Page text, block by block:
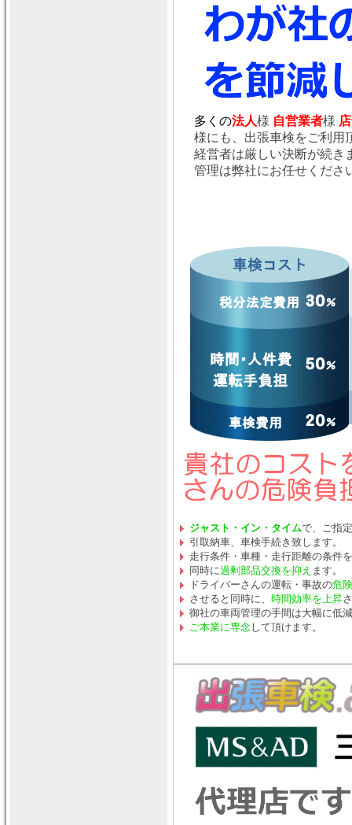
多くの法人様 自営業者様
様にも、出張車検をご利用
経営者は厳しい決断が続き
管理は弊社にお任せくださ
ジャスト・イン・タイムで、ご指
引取納車、車検手続き致します。
走行条件・車種・走行距離の条件
同時に過剰部品交換を抑え ます。
ドライバーさんの運転・事故の危
させると同時に、 時間効率を上昇
御社の車両管理の手間は大幅に低
ご本業に専念して頂けます。